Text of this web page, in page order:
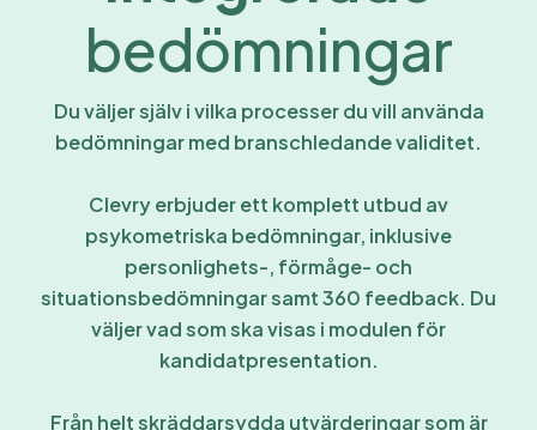
bedömningar
Du väljer själv i vilka processer du vill använda
bedömningar med branschledande validitet.
Clevry erbjuder ett komplett utbud av
psykometriska bedömningar, inklusive
personlighets-, förmåge- och
situationsbedömningar samt 360 feedback. Du
väljer vad som ska visas i modulen för
kandidatpresentation.
Från helt skräddarsydda utvärderingar som är